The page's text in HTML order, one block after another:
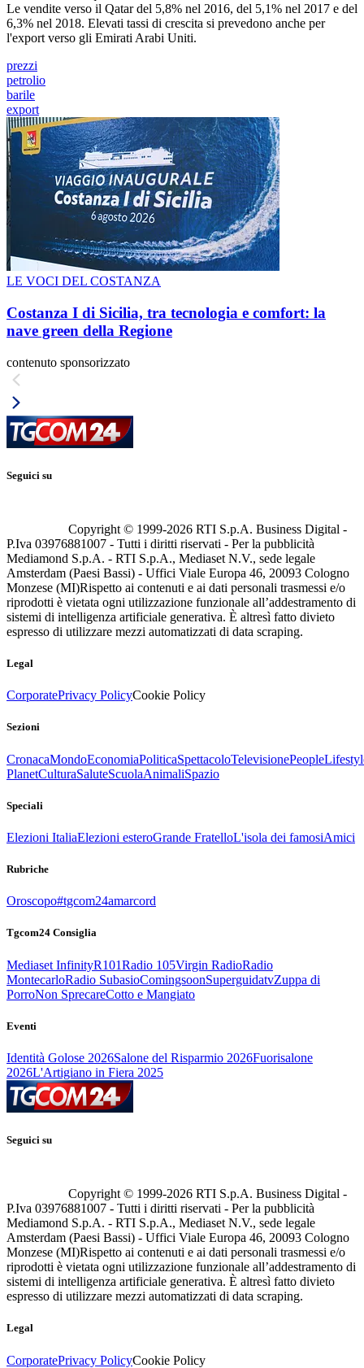
Le vendite verso il Qatar del 5,8% nel 2016, del 5,1% nel 2017 e del
6,3% nel 2018. Elevati tassi di crescita si prevedono anche per
l'export verso gli Emirati Arabi Uniti.
prezzi
petrolio
barile
export
LE VOCI DEL COSTANZA
Costanza I di Sicilia, tra tecnologia e comfort: la
nave green della Regione
contenuto sponsorizzato
Seguici su
Copyright © 1999-2026 RTI S.p.A. Business Digital -
P.Iva 03976881007 - Tutti i diritti riservati - Per la pubblicità
Mediamond S.p.A. - RTI S.p.A., Mediaset N.V., sede legale
Amsterdam (Paesi Bassi) - Uffici Viale Europa 46, 20093 Cologno
Monzese (MI)Rispetto ai contenuti e ai dati personali trasmessi e/o
riprodotti è vietata ogni utilizzazione funzionale all’addestramento di
sistemi di intelligenza artificiale generativa. È altresì fatto divieto
espresso di utilizzare mezzi automatizzati di data scraping.
Legal
CorporatePrivacy PolicyCookie Policy
Sezioni
CronacaMondoEconomiaPoliticaSpettacoloTelevisionePeople
PlanetCulturaSaluteScuolaAnimaliSpazio
Speciali
Elezioni ItaliaElezioni esteroGrande FratelloL'isola dei famosiAmici
Rubriche
Oroscopo#tgcom24amarcord
Tgcom24 Consiglia
Mediaset InfinityR101Radio 105Virgin RadioRadio
MontecarloRadio SubasioComingsoonSuperguidatvZuppa di
PorroNon SprecareCotto e Mangiato
Eventi
Identità Golose 2026Salone del Risparmio 2026Fuorisalone
2026L'Artigiano in Fiera 2025
Seguici su
Copyright © 1999-2026 RTI S.p.A. Business Digital -
P.Iva 03976881007 - Tutti i diritti riservati - Per la pubblicità
Mediamond S.p.A. - RTI S.p.A., Mediaset N.V., sede legale
Amsterdam (Paesi Bassi) - Uffici Viale Europa 46, 20093 Cologno
Monzese (MI)Rispetto ai contenuti e ai dati personali trasmessi e/o
riprodotti è vietata ogni utilizzazione funzionale all’addestramento di
sistemi di intelligenza artificiale generativa. È altresì fatto divieto
espresso di utilizzare mezzi automatizzati di data scraping.
Legal
CorporatePrivacy PolicyCookie Policy